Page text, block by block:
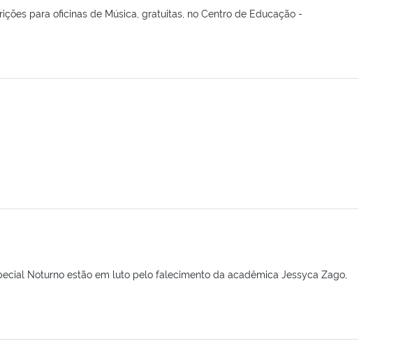
para oficinas de Música, gratuitas, no Centro de Educação -
Noturno estão em luto pelo falecimento da acadêmica Jessyca Zago,